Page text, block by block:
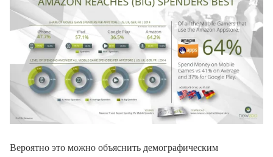
Вероятно это можно объяснить демографическим